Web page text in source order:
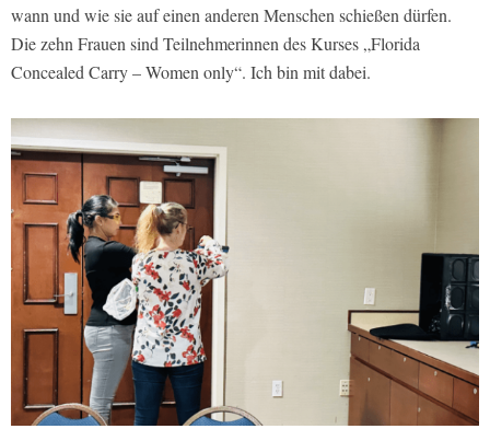
wann und wie sie auf einen anderen Menschen schießen dürfen.
Die zehn Frauen sind Teilnehmerinnen des Kurses „Florida
Concealed Carry – Women only“. Ich bin mit dabei.